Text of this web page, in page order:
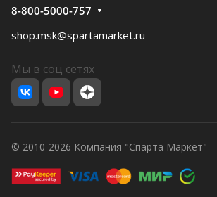
8-800-5000-757
shop.msk@spartamarket.ru
Мы в соц сетях
© 2010-2026 Компания "Спарта Маркет"